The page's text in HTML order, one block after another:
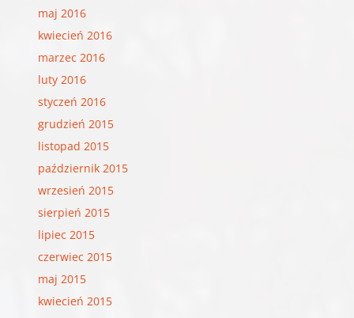
maj 2016
kwiecień 2016
marzec 2016
luty 2016
styczeń 2016
grudzień 2015
listopad 2015
październik 2015
wrzesień 2015
sierpień 2015
lipiec 2015
czerwiec 2015
maj 2015
kwiecień 2015